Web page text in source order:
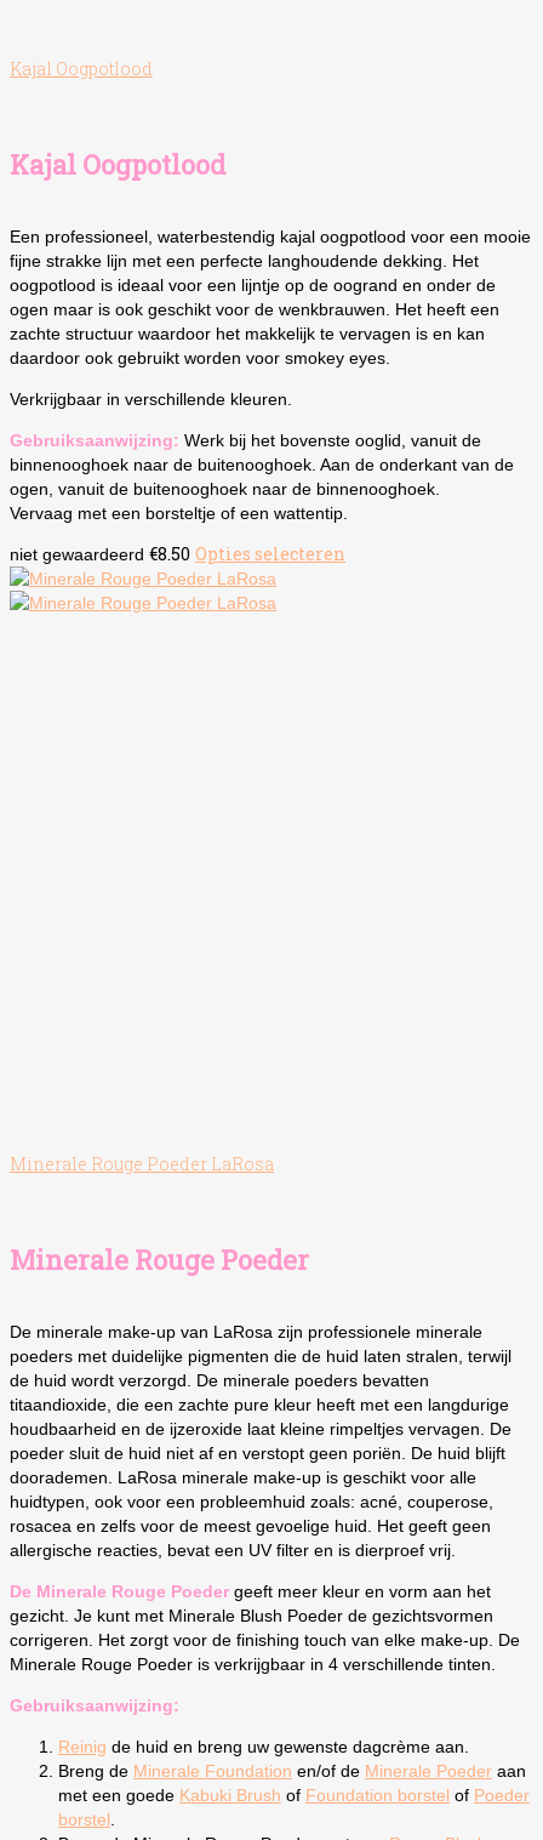
Kajal Oogpotlood
Kajal Oogpotlood
Een professioneel, waterbestendig kajal oogpotlood voor een mooie
fijne strakke lijn met een perfecte langhoudende dekking. Het
oogpotlood is ideaal voor een lijntje op de oogrand en onder de
ogen maar is ook geschikt voor de wenkbrauwen. Het heeft een
zachte structuur waardoor het makkelijk te vervagen is en kan
daardoor ook gebruikt worden voor smokey eyes.
Verkrijgbaar in verschillende kleuren.
Gebruiksaanwijzing: Werk bij het bovenste ooglid, vanuit de
binnenooghoek naar de buitenooghoek. Aan de onderkant van de
ogen, vanuit de buitenooghoek naar de binnenooghoek.
Vervaag met een borsteltje of een wattentip.
niet gewaardeerd €8.50 Opties selecteren
Minerale Rouge Poeder LaRosa
Minerale Rouge Poeder
De minerale make-up van LaRosa zijn professionele minerale
poeders met duidelijke pigmenten die de huid laten stralen, terwijl
de huid wordt verzorgd. De minerale poeders bevatten
titaandioxide, die een zachte pure kleur heeft met een langdurige
houdbaarheid en de ijzeroxide laat kleine rimpeltjes vervagen. De
poeder sluit de huid niet af en verstopt geen poriën. De huid blijft
doorademen. LaRosa minerale make-up is geschikt voor alle
huidtypen, ook voor een probleemhuid zoals: acné, couperose,
rosacea en zelfs voor de meest gevoelige huid. Het geeft geen
allergische reacties, bevat een UV filter en is dierproef vrij.
De Minerale Rouge Poeder geeft meer kleur en vorm aan het
gezicht. Je kunt met Minerale Blush Poeder de gezichtsvormen
corrigeren. Het zorgt voor de finishing touch van elke make-up. De
Minerale Rouge Poeder is verkrijgbaar in 4 verschillende tinten.
Gebruiksaanwijzing:
Reinig de huid en breng uw gewenste dagcrème aan.
Breng de Minerale Foundation en/of de Minerale Poeder aan
met een goede Kabuki Brush of Foundation borstel of Poeder
borstel.